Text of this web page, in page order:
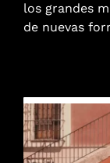
los grandes
de nuevas